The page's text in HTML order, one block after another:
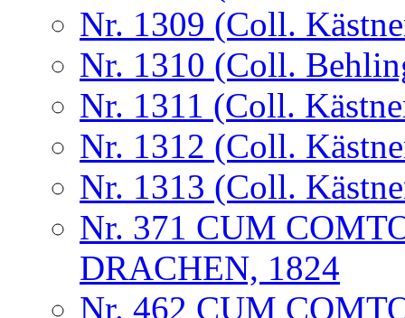
Nr. 1309 (Coll.
Nr. 1310 (Coll.
Nr. 1311 (Coll.
Nr. 1312 (Coll.
Nr. 1313 (Coll.
Nr. 371 CUM
DRACHEN, 1824
Nr. 462 CUM